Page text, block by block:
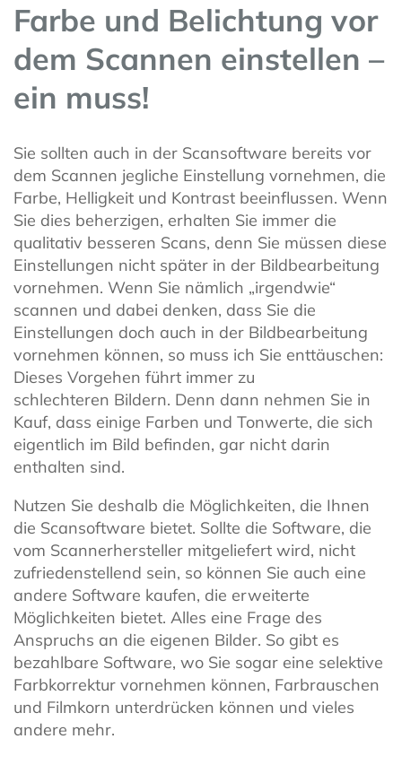
Farbe und Belichtung vor
dem Scannen einstellen –
ein muss!
Sie sollten auch in der Scansoftware bereits vor
dem Scannen jegliche Einstellung vornehmen, die
Farbe, Helligkeit und Kontrast beeinflussen. Wenn
Sie dies beherzigen, erhalten Sie immer die
qualitativ besseren Scans, denn Sie müssen diese
Einstellungen nicht später in der Bildbearbeitung
vornehmen. Wenn Sie nämlich „irgendwie“
scannen und dabei denken, dass Sie die
Einstellungen doch auch in der Bildbearbeitung
vornehmen können, so muss ich Sie enttäuschen:
Dieses Vorgehen führt immer zu
schlechteren Bildern. Denn dann nehmen Sie in
Kauf, dass einige Farben und Tonwerte, die sich
eigentlich im Bild befinden, gar nicht darin
enthalten sind.
Nutzen Sie deshalb die Möglichkeiten, die Ihnen
die Scansoftware bietet. Sollte die Software, die
vom Scannerhersteller mitgeliefert wird, nicht
zufriedenstellend sein, so können Sie auch eine
andere Software kaufen, die erweiterte
Möglichkeiten bietet. Alles eine Frage des
Anspruchs an die eigenen Bilder. So gibt es
bezahlbare Software, wo Sie sogar eine selektive
Farbkorrektur vornehmen können, Farbrauschen
und Filmkorn unterdrücken können und vieles
andere mehr.